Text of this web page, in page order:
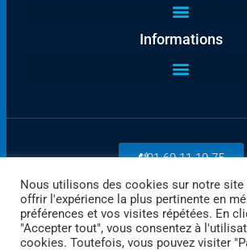
Informations
01 69 11 19 75
Payez en ligne
Nous utilisons des cookies sur notre site
offrir l'expérience la plus pertinente en
préférences et vos visites répétées. En
"Accepter tout", vous consentez à
cookies. Toutefois, vous pouvez visiter